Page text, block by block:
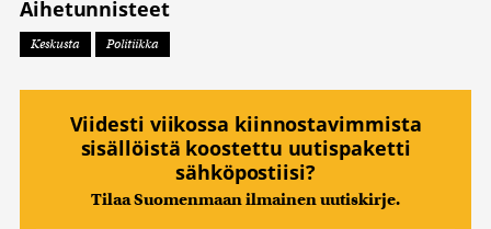
Aihetunnisteet
Keskusta Politiikka
Viidesti viikossa kiinnostavimmista
sisällöistä koostettu uutispaketti
sähköpostiisi?
Tilaa Suomenmaan ilmainen uutiskirje.